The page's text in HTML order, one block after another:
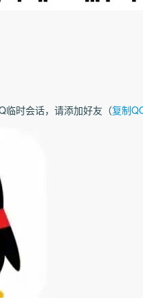
临时会话，请添加好友（复制